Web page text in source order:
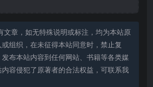
文章，如无特殊说明或标注，均为本站原
组织，在未征得本站同意时，禁止复
布本站内容到任何网站、书籍等各类媒
容侵犯了原著者的合法权益，可联系我